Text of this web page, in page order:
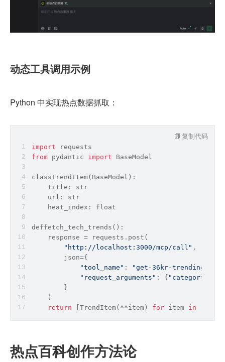
动态工具调用示例
Python 中实现热点数据抓取：
import requests
from pydantic import BaseModel
classTrendItem(BaseModel):
    title:
str
    url:
str
    heat_index:
float
deffetch_tech_trends():
    response = requests.post(
"http://localhost:3000/mcp/call" ,
        json={
"tool_name" : "get-36kr-trending"
"request_arguments" : { "category"
        }
    )
return [TrendItem(**item) for item in
复制代码
热点百科创作方法论